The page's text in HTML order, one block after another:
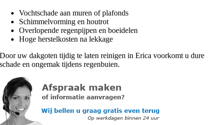
Vochtschade aan muren of plafonds
Schimmelvorming en houtrot
Overlopende regenpijpen en boeidelen
Hoge herstelkosten na lekkage
Door uw dakgoten tijdig te laten reinigen in Erica voorkomt u dure
schade en ongemak tijdens regenbuien.